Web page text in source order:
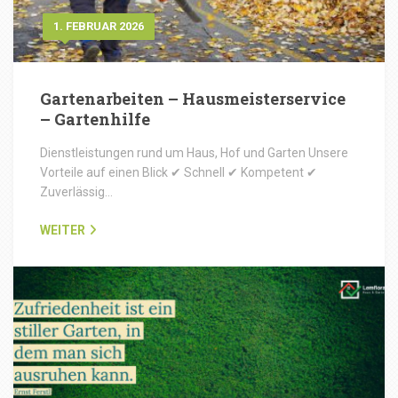
1. FEBRUAR 2026
Gartenarbeiten – Hausmeisterservice
– Gartenhilfe
Dienstleistungen rund um Haus, Hof und Garten Unsere
Vorteile auf einen Blick ✔ Schnell ✔ Kompetent ✔
Zuverlässig…
WEITER